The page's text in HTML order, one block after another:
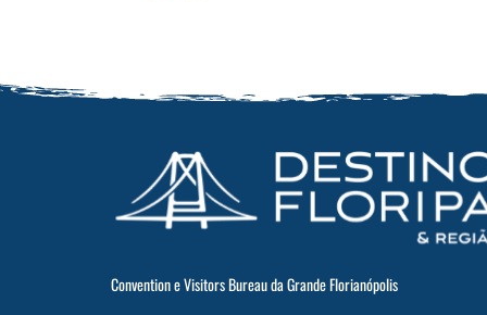
Convention e Visitors Bureau da Grande Florianópolis